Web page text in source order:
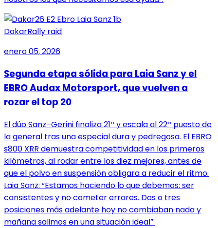
DakarRally raid
enero 05, 2026
Segunda etapa sólida para Laia Sanz y el
EBRO Audax Motorsport, que vuelven a
rozar el top 20
El dúo Sanz–Gerini finaliza 21º y escala al 22º puesto de
la general tras una especial dura y pedregosa. El EBRO
s800 XRR demuestra competitividad en los primeros
kilómetros, al rodar entre los diez mejores, antes de
que el polvo en suspensión obligara a reducir el ritmo.
Laia Sanz: “Estamos haciendo lo que debemos: ser
consistentes y no cometer errores. Dos o tres
posiciones más adelante hoy no cambiaban nada y
mañana salimos en una situación ideal”.